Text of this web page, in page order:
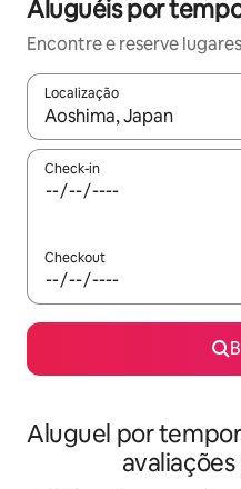
Aluguéis por
Encontre e reserve
Localização
Quando os resultados
Check-in
Checkout
Aluguel por